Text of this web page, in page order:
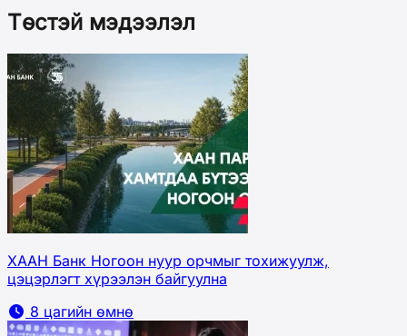
Төстэй мэдээлэл
ХААН Банк Ногоон нуур орчмыг тохижуулж,
цэцэрлэгт хүрээлэн байгуулна
8 цагийн өмнө